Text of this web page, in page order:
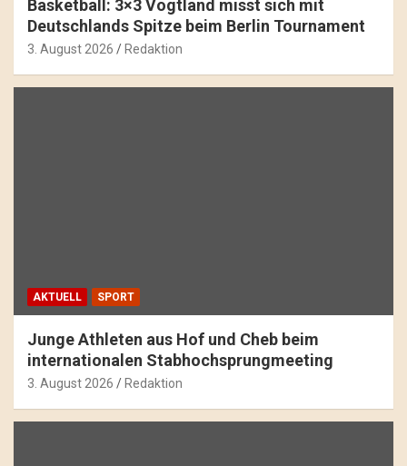
Basketball: 3×3 Vogtland misst sich mit
Deutschlands Spitze beim Berlin Tournament
3. August 2026 Redaktion
AKTUELL SPORT
Junge Athleten aus Hof und Cheb beim
internationalen Stabhochsprungmeeting
3. August 2026 Redaktion